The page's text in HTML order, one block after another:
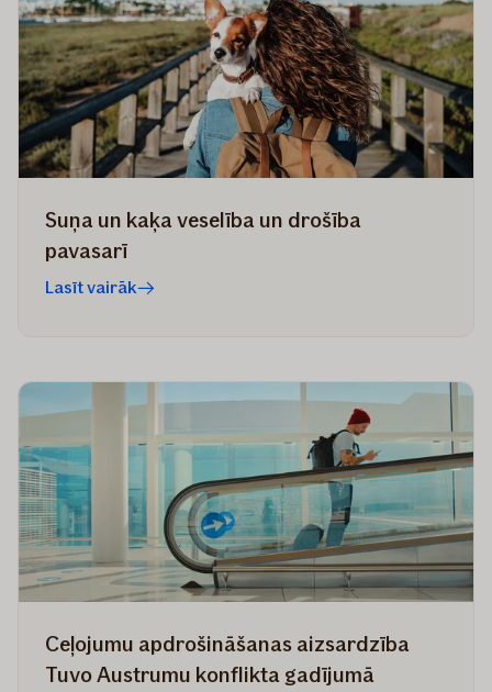
Suņa un kaķa veselība un drošība
pavasarī
Lasīt vairāk
Ceļojumu apdrošināšanas aizsardzība
Tuvo Austrumu konflikta gadījumā